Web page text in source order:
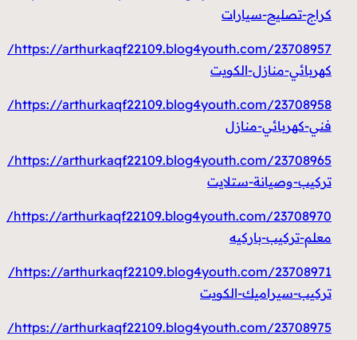
كراج-تصليح-سيارات
https://arthurkaqf22109.blog4youth.com/23708957/
كهربائي-منازل-الكويت
https://arthurkaqf22109.blog4youth.com/23708958/
فني-كهربائي-منازل
https://arthurkaqf22109.blog4youth.com/23708965/
تركيب-وصيانة-ستلايت
https://arthurkaqf22109.blog4youth.com/23708970/
معلم-تركيب-باركيه
https://arthurkaqf22109.blog4youth.com/23708971/
تركيب-سيراميك-الكويت
https://arthurkaqf22109.blog4youth.com/23708975/